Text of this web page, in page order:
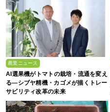
農業ニュース
AI選果機がトマトの栽培・流通を変え
る―シブヤ精機・カゴメが描くトレー
サビリティ改革の未来